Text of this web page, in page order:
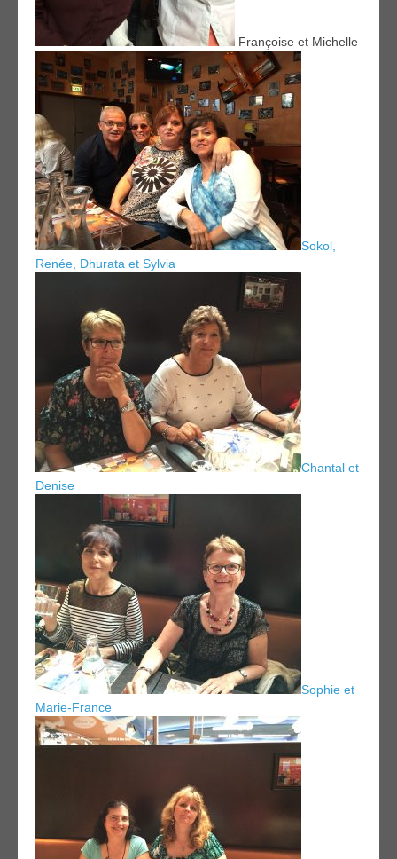
Françoise et Michelle
Sokol,
Renée, Dhurata et Sylvia
Chantal et
Denise
Sophie et
Marie-France